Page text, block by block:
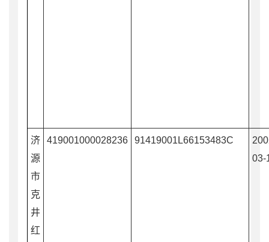
济
源
市
克
井
红
419001000028236 91419001L66153483C
03-